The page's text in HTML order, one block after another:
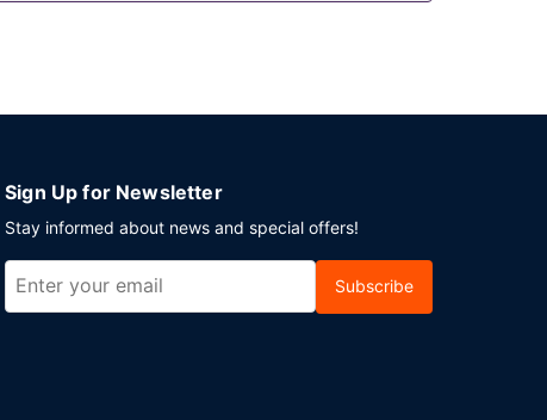
Sign Up for Newsletter
Stay informed about news and special offers!
Subscribe